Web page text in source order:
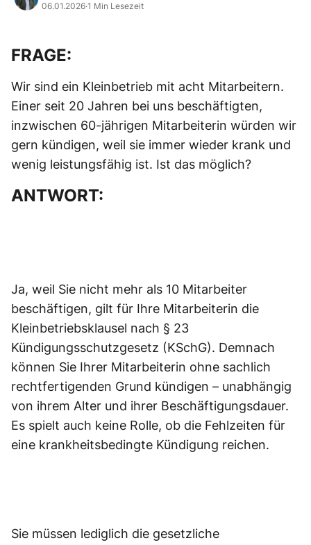
06.01.2026·1 Min Lesezeit
FRAGE:
Wir sind ein Kleinbetrieb mit acht Mitarbeitern.
Einer seit 20 Jahren bei uns beschäftigten,
inzwischen 60-jährigen Mitarbeiterin würden wir
gern kündigen, weil sie immer wieder krank und
wenig leistungsfähig ist. Ist das möglich?
ANTWORT:
Ja, weil Sie nicht mehr als 10 Mitarbeiter
beschäftigen, gilt für Ihre Mitarbeiterin die
Kleinbetriebsklausel nach § 23
Kündigungsschutzgesetz (KSchG). Demnach
können Sie Ihrer Mitarbeiterin ohne sachlich
rechtfertigenden Grund kündigen – unabhängig
von ihrem Alter und ihrer Beschäftigungsdauer.
Es spielt auch keine Rolle, ob die Fehlzeiten für
eine krankheitsbedingte Kündigung reichen.
Sie müssen lediglich die gesetzliche